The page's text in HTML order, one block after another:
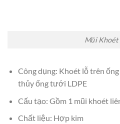
Mũi Khoét
Công dụng: Khoét lỗ trên
thủy ống tưới LDPE
Cấu tạo: Gồm 1 mũi khoét
Chất liệu: Hợp kim